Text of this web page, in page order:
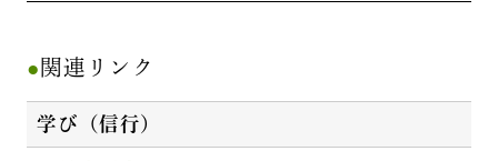
関連リンク
学び（信行）